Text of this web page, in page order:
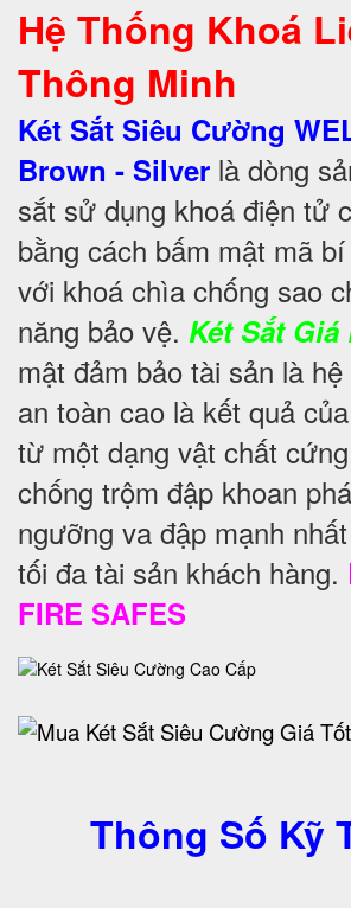
Hệ Thống Khoá
Thông Minh
Két Sắt Siêu Cường
Brown - Silver là dòng
sắt sử dụng khoá điện tử
bằng cách bấm mật mã
với khoá chìa chống sao
năng bảo vệ. Két Sắt Giá
mật đảm bảo tài sản là
an toàn cao là kết quả
từ một dạng vật chất
chống trộm đập khoan
ngưỡng va đập mạnh
tối đa tài sản khách hàng.
FIRE SAFES
Thông Số Kỹ